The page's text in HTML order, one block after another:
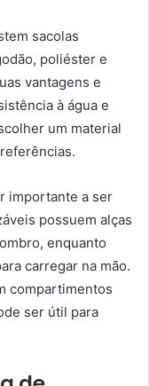
sacolas
poliéster e
vantagens e
à água e
um material
importante a ser
possuem alças
enquanto
carregar na mão.
compartimentos
ser útil para